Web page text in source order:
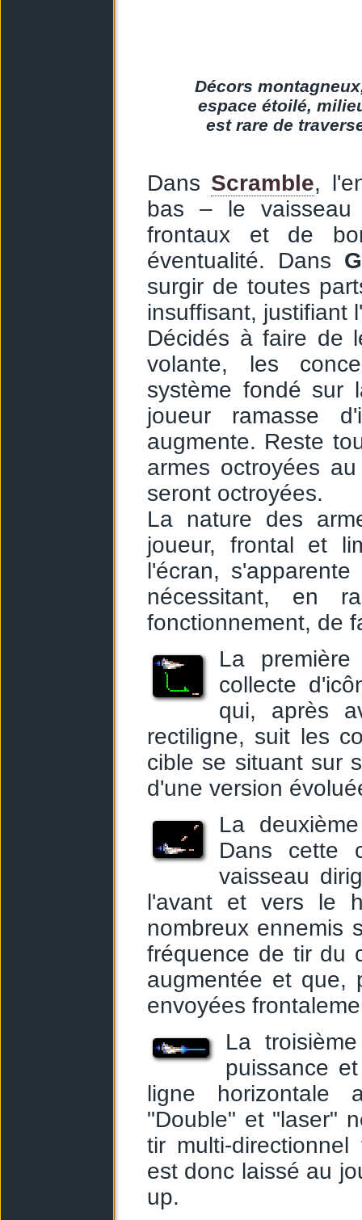
Décors
espace étoilé,
est rare de
Dans Scramble,
bas – le
frontaux et de
éventualité. Dans
surgir de toutes
insuffisant, justifiant
Décidés à faire de
volante, les
système fondé sur
joueur ramasse
augmente. Reste
armes octroyées
seront octroyées.
La nature des
joueur, frontal et
l'écran,
nécessitant, en
fonctionnement, de
La
collecte
qui, après
rectiligne, suit les
cible se situant sur
d'une version
La
Dans cette
vaisseau
l'avant et vers le
nombreux ennemis
fréquence de tir du
augmentée et que,
envoyées
La
puissance
ligne horizontale
"Double" et "laser"
tir multi-
est donc laissé au
up.